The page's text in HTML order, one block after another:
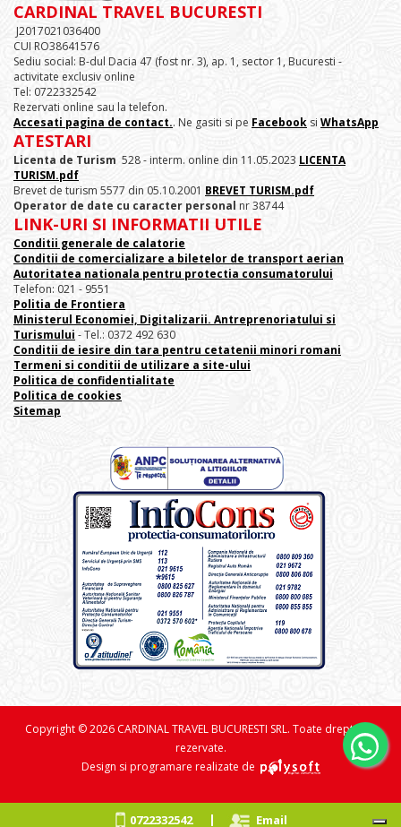
CARDINAL TRAVEL BUCURESTI
J2017021036400
CUI RO38641576
Sediu social: B-dul Dacia 47 (fost nr. 3), ap. 1, sector 1, Bucuresti -
activitate exclusiv online
Tel: 0722332542
Rezervati online sau la telefon.
Accesati pagina de contact.. Ne gasiti si pe Facebook si WhatsApp
ATESTARI
Licenta de Turism 528 - interm. online din 11.05.2023 LICENTA
TURISM.pdf
Brevet de turism 5577 din 05.10.2001 BREVET TURISM.pdf
Operator de date cu caracter personal nr 38744
LINK-URI SI INFORMATII UTILE
Conditii generale de calatorie
Conditii de comercializare a biletelor de transport aerian
Autoritatea nationala pentru protectia consumatorului
Telefon: 021 - 9551
Politia de Frontiera
Ministerul Economiei, Digitalizarii. Antreprenoriatului si
Turismului - Tel.: 0372 492 630
Conditii de iesire din tara pentru cetatenii minori romani
Termeni si conditii de utilizare a site-ului
Politica de confidentialitate
Politica de cookies
Sitemap
0722332542| Email
Copyright © 2026 CARDINAL TRAVEL BUCURESTI SRL. Toate drepturile
rezervate.
Design si programare realizate de